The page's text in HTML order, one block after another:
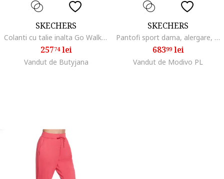
SKECHERS
Colanti cu talie inalta Go Walk, Violet
25774lei
Vandut de Butyjana
SKECHERS
Pantofi sport dama, alergare, confort maxim, rosu, textil
68399lei
Vandut de Modivo PL